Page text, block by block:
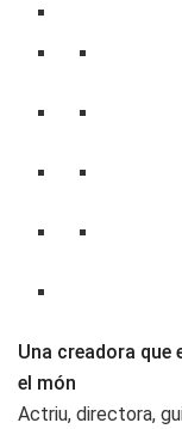
Una creadora que
el món
Actriu, directora,